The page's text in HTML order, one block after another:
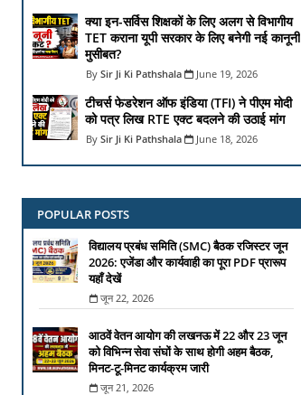
क्या इन-सर्विस शिक्षकों के लिए अलग से विभागीय
TET कराना यूपी सरकार के लिए बनेगी नई कानूनी
मुसीबत?
Sir Ji Ki Pathshala June 19, 2026
टीचर्स फेडरेशन ऑफ इंडिया (TFI) ने पीएम मोदी
को पत्र लिख RTE एक्ट बदलने की उठाई मांग
Sir Ji Ki Pathshala June 18, 2026
POPULAR POSTS
विद्यालय प्रबंध समिति (SMC) बैठक रजिस्टर जून
2026: एजेंडा और कार्यवाही का पूरा PDF प्रारूप
यहाँ देखें
जून 22, 2026
आठवें वेतन आयोग की लखनऊ में 22 और 23 जून
को विभिन्न सेवा संघों के साथ होगी अहम बैठक,
मिनट-टू-मिनट कार्यक्रम जारी
जून 21, 2026